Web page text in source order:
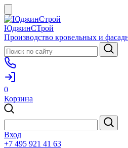
ЮджинСТрой
Производство кровельных и
0
Корзина
Вход
+7 495 921 41 63